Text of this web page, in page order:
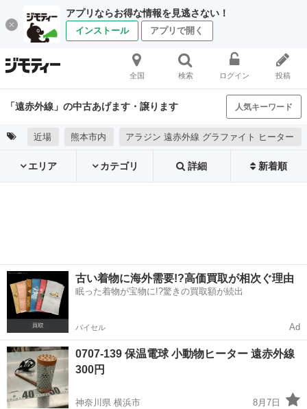
アプリならお得な情報を見逃さない！
インストール アプリで開く
全国 検索 ログイン 投稿
「遠赤外線」の中古あげます・譲ります 人気キーワード
近場 熊本市内 アラジン 遠赤外線 グラファイト ヒーター
エリア カテゴリ 詳細 新着順
古い着物に海外需要!?高価買取が相次ぐ理由
眠った着物が宝物に!?驚きの買取額が続出
バイセル Ad
0707-139 保温電球 小動物ヒーター 遠赤外線
300円
神奈川県 横浜市
8月7日